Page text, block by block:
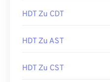
HDT Zu CDT
HDT Zu AST
HDT Zu CST